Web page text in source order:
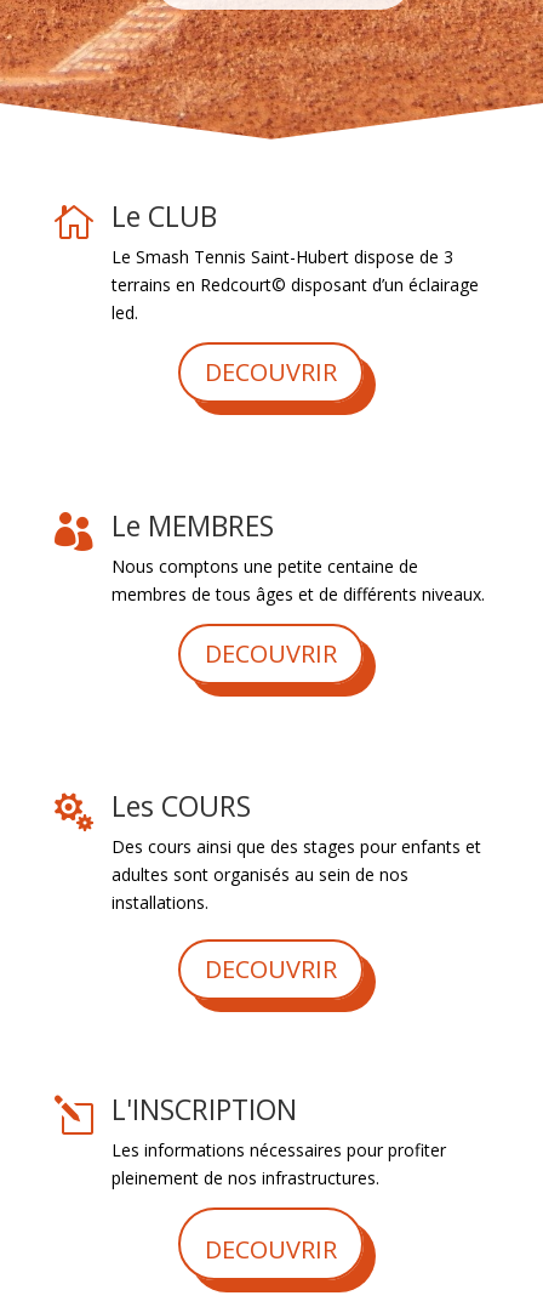
 Le CLUB
Le Smash Tennis Saint-Hubert dispose de 3
terrains en Redcourt© disposant d’un éclairage
led.
DECOUVRIR
 Le MEMBRES
Nous comptons une petite centaine de
membres de tous âges et de différents niveaux.
DECOUVRIR
 Les COURS
Des cours ainsi que des stages pour enfants et
adultes sont organisés au sein de nos
installations.
DECOUVRIR
l L'INSCRIPTION
Les informations nécessaires pour profiter
pleinement de nos infrastructures.
DECOUVRIR